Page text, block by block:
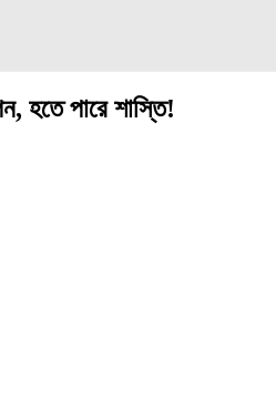
হতে পারে শাস্তি!